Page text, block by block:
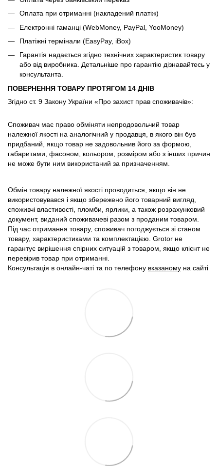
Оплата при отриманні (накладений платіж)
Електронні гаманці (WebMoney, PayPal, YooMoney)
Платіжні термінали (EasyPay, iBox)
Гарантія надається згідно технічних характеристик товару
або від виробника. Детальніше про гарантію дізнавайтесь у
консультанта.
ПОВЕРНЕННЯ ТОВАРУ ПРОТЯГОМ 14 ДНІВ
Згідно ст. 9 Закону України «Про захист прав споживачів»:
Споживач має право обміняти непродовольчий товар
належної якості на аналогічний у продавця, в якого він був
придбаний, якщо товар не задовольнив його за формою,
габаритами, фасоном, кольором, розміром або з інших причин
не може бути ним використаний за призначенням.
Обмін товару належної якості проводиться, якщо він не
використовувався і якщо збережено його товарний вигляд,
споживчі властивості, пломби, ярлики, а також розрахунковий
документ, виданий споживачеві разом з проданим товаром.
Під час отримання товару, споживач погоджується зі станом
товару, характеристиками та комплектацією. Grotor не
гарантує вирішення спірних ситуацій з товаром, якщо клієнт не
перевірив товар при отриманні.
Консультація в онлайн-чаті та по телефону вказаному на сайті